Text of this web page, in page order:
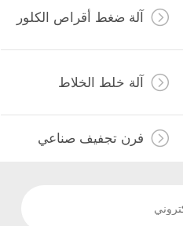
آلة ضغط أقراص الكلور
آلة خلط الخلاط
فرن تجفيف صناعي